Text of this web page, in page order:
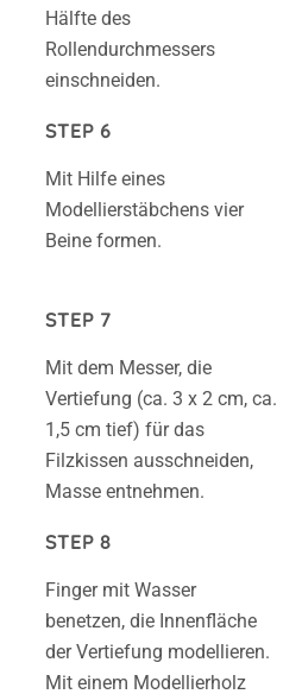
Hälfte des
Rollendurchmessers
einschneiden.
STEP 6
Mit Hilfe eines
Modellierstäbchens vier
Beine formen.
STEP 7
Mit dem Messer, die
Vertiefung (ca. 3 x 2 cm, ca.
1,5 cm tief) für das
Filzkissen ausschneiden,
Masse entnehmen.
STEP 8
Finger mit Wasser
benetzen, die Innenfläche
der Vertiefung modellieren.
Mit einem Modellierholz